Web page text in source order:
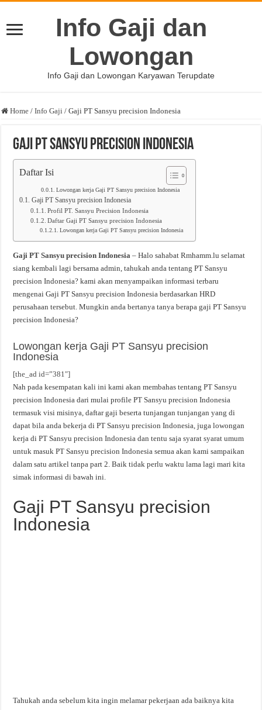
Info Gaji dan
Lowongan
Info Gaji dan Lowongan Karyawan Terupdate
Home / Info Gaji / Gaji PT Sansyu precision Indonesia
Gaji PT Sansyu precision Indonesia
Daftar Isi
Lowongan kerja Gaji PT Sansyu precision Indonesia
Gaji PT Sansyu precision Indonesia
Profil PT. Sansyu Precision Indonesia
Daftar Gaji PT Sansyu precision Indonesia
Lowongan kerja Gaji PT Sansyu precision Indonesia
Gaji PT Sansyu precision Indonesia – Halo sahabat Rmhamm.lu selamat
siang kembali lagi bersama admin, tahukah anda tentang PT Sansyu
precision Indonesia? kami akan menyampaikan informasi terbaru
mengenai Gaji PT Sansyu precision Indonesia berdasarkan HRD
perusahaan tersebut. Mungkin anda bertanya tanya berapa gaji PT Sansyu
precision Indonesia?
Lowongan kerja Gaji PT Sansyu precision
Indonesia
[the_ad id=”381″]
Nah pada kesempatan kali ini kami akan membahas tentang PT Sansyu
precision Indonesia dari mulai profile PT Sansyu precision Indonesia
termasuk visi misinya, daftar gaji beserta tunjangan tunjangan yang di
dapat bila anda bekerja di PT Sansyu precision Indonesia, juga lowongan
kerja di PT Sansyu precision Indonesia dan tentu saja syarat syarat umum
untuk masuk PT Sansyu precision Indonesia semua akan kami sampaikan
dalam satu artikel tanpa part 2. Baik tidak perlu waktu lama lagi mari kita
simak informasi di bawah ini.
Gaji PT Sansyu precision
Indonesia
Tahukah anda sebelum kita ingin melamar pekerjaan ada baiknya kita